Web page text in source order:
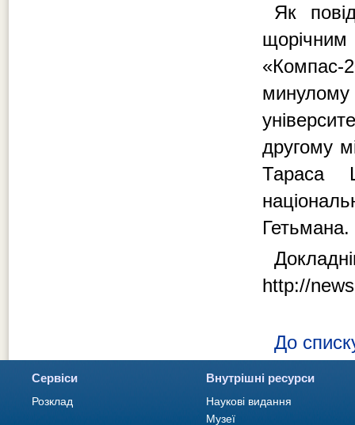
Як
другому
Тараса
Гетьмана.
http://
До
Сервіси
Розклад
Внутрішні ресурси
Наукові видання
Музеї